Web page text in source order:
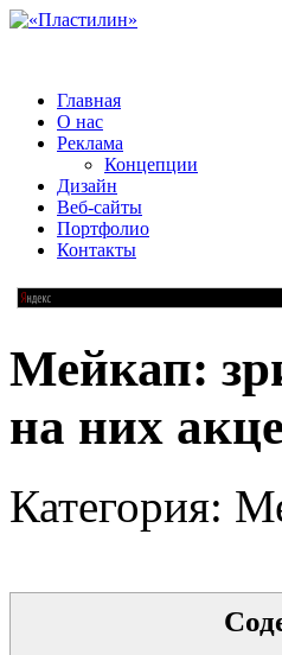
Главная
О нас
Реклама
Концепции
Дизайн
Веб-сайты
Портфолио
Контакты
Мейкап:
на них
Категория: